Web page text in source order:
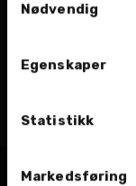
Nødvendig
Egenskaper
Statistikk
Markedsføring
Nordvik AStoyota